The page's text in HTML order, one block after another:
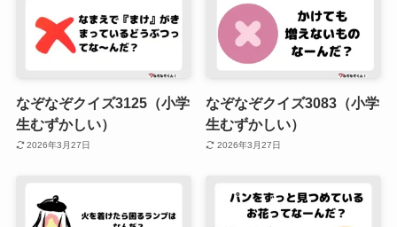
なぞなぞクイズ3125（小学
生むずかしい）
2026年3月27日
なぞなぞクイズ3083（小学
生むずかしい）
2026年3月27日